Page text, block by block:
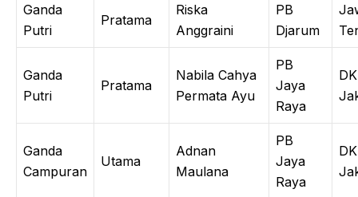
Ganda
Putri
Pratama
Riska
Anggraini
PB
Djarum
Ganda
Putri
Pratama
Nabila Cahya
Permata Ayu
PB
Jaya
Raya
Ganda
Campuran
Utama
Adnan
Maulana
PB
Jaya
Raya